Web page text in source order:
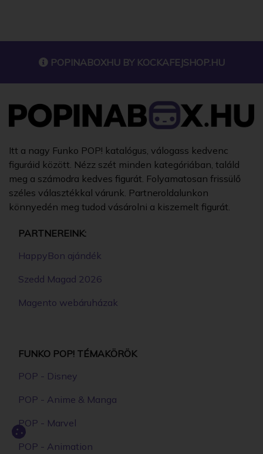
POPINABOXHU BY KOCKAFEJSHOP.HU
Itt a nagy Funko POP! katalógus, válogass kedvenc
figuráid között. Nézz szét minden kategóriában, találd
meg a számodra kedves figurát. Folyamatosan frissülő
széles választékkal várunk. Partneroldalunkon
könnyedén meg tudod vásárolni a kiszemelt figurát.
PARTNEREINK:
HappyBon ajándék
Szedd Magad 2026
Magento webáruházak
FUNKO POP! TÉMAKÖRÖK
POP - Disney
POP - Anime & Manga
POP - Marvel
POP - Animation